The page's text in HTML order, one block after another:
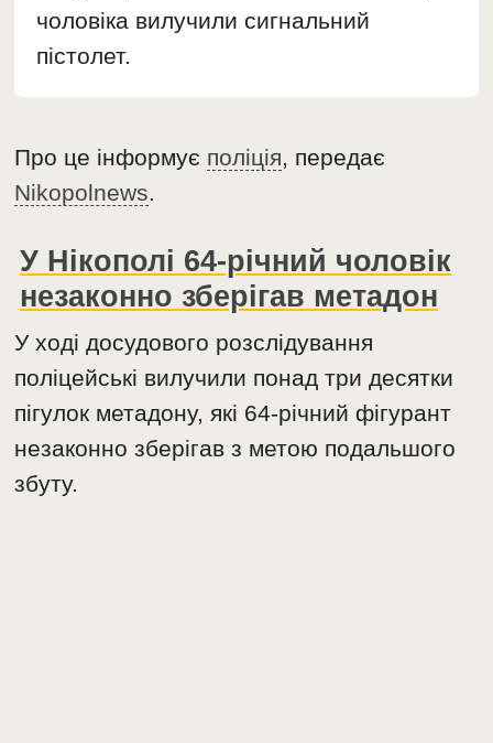
чоловіка вилучили сигнальний
пістолет.
Про це інформує поліція, передає
Nikopolnews.
У Нікополі 64-річний чоловік
незаконно зберігав метадон
У ході досудового розслідування
поліцейські вилучили понад три десятки
пігулок метадону, які 64-річний фігурант
незаконно зберігав з метою подальшого
збуту.